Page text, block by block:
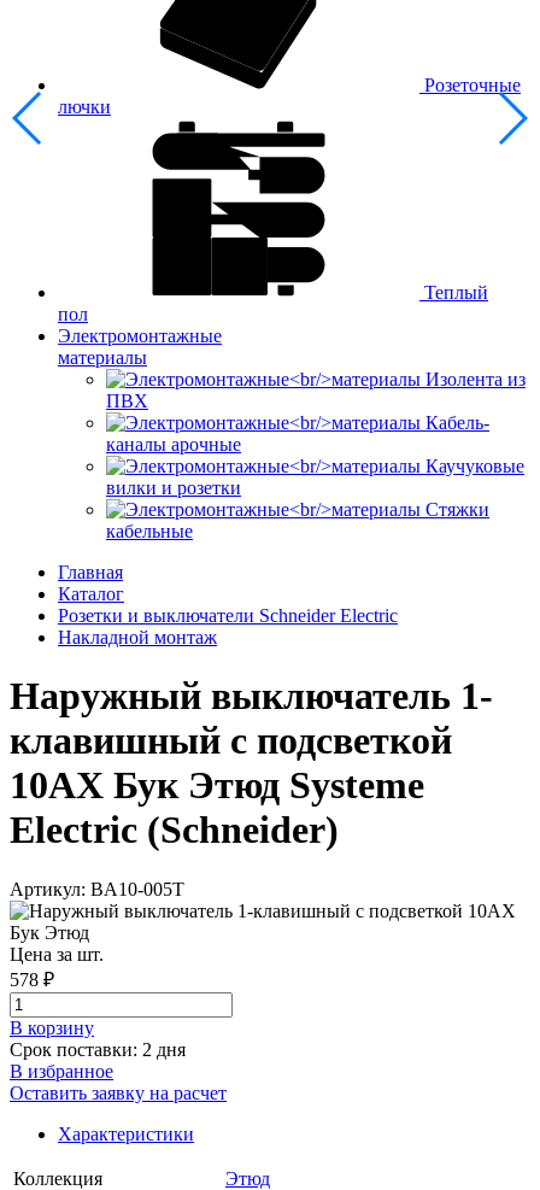
Розеточные
лючки
Теплый
пол
Электромонтажные
материалы
Изолента из
ПВХ
Кабель-
каналы арочные
Каучуковые
вилки и розетки
Стяжки
кабельные
Главная
Каталог
Розетки и выключатели Schneider Electric
Накладной монтаж
Наружный выключатель 1-
клавишный с подсветкой
10АХ Бук Этюд Systeme
Electric (Schneider)
Артикул: BA10-005T
Цена за шт.
578 ₽
В корзинy
Срок поставки: 2 дня
В избранное
Оставить заявку на расчет
Характеристики
Коллекция
Этюд